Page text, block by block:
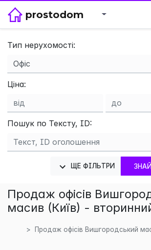
prostodom
Тип нерухомості:
Ціна:
Пошук по Тексту, ID:
ЩЕ ФІЛЬТРИ
Продаж офісів
масив (Київ) -
Продаж офісів Вишгородський